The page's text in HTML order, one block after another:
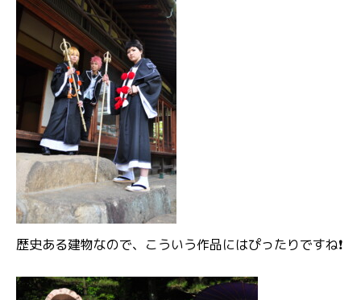
歴史ある建物なので、こういう作品にはぴったりですね❗